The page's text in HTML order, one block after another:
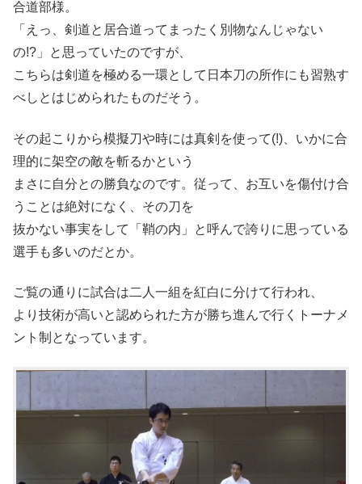
合道部様。
「えっ、剣道と居合道ってまったく別物なんじゃない
の!?」と思っていたのですが、
こちらは剣道を極める一環として日本刀の所作にも習熟す
べしとはじめられたものだそう。
その起こりから模擬刀や時には真剣を使って(!)、いかに合
理的に架空の敵を斬るかという
まさに自分との勝負なのです。従って、お互いを傷付け合
うことは絶対になく、その刀を
抜かない事実をして「鞘の内」と呼んで誇りに思っている
選手も多いのだとか。
ご覧の通りに試合は二人一組を紅白に分けて行われ、
より技術が高いと認められた方が勝ち進んで行くトーナメ
ント制となっています。